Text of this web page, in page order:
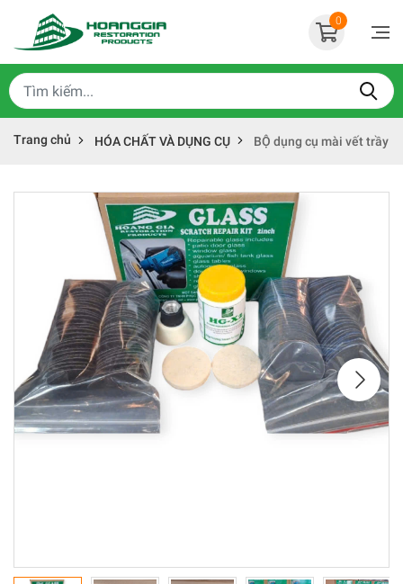
0
Trang chủ HÓA CHẤT VÀ DỤNG CỤ BỘ dụng cụ mài vết trầy